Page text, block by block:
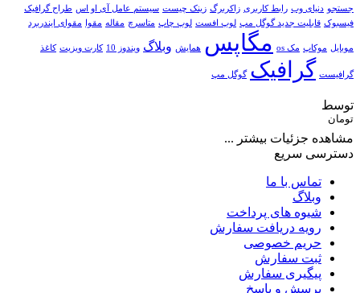
جستجو دنیای وب رابط کاربری زاکربرگ زینک چیست سیستم عامل آی او اس طراح گرافیک
فیسبوک قابلیت جدید گوگل مپ لوپ افست لوپ چاپ متاسرچ مقاله مقوا مقوای ایندربرد
موبایل موکاپ مک os مگاپس همایش وبلاگ ویندوز 10 کارت ویزیت کاغذ
گرافیست گرافیک گوگل مپ
توسط
تومان
مشاهده جزئیات بیشتر ...
دسترسی سریع
تماس با ما
وبلاگ
شیوه های پرداخت
رویه دریافت سفارش
حریم خصوصی
ثبت سفارش
پیگیری سفارش
پرسش و پاسخ